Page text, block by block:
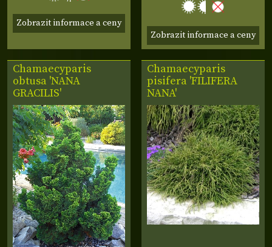
Zobrazit informace a ceny
Zobrazit informace a ceny
Chamaecyparis
obtusa 'NANA
GRACILIS'
Chamaecyparis
pisifera 'FILIFERA
NANA'